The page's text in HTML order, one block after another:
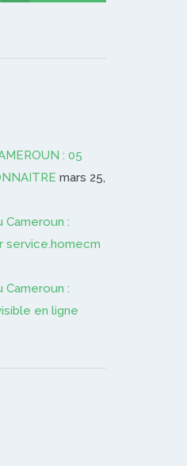
: 05
mars 25,
Cameroun :
service.homecm
Cameroun :
en ligne